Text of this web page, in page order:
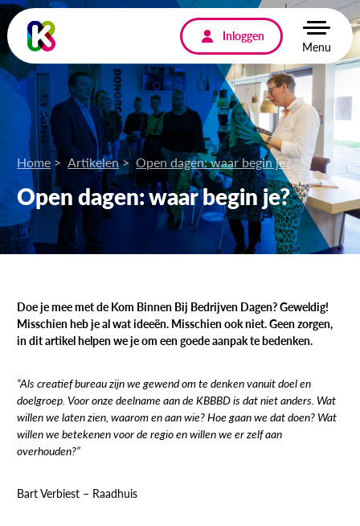
Inloggen
Menu
Home Artikelen Open dagen: waar begin je?
Open dagen: waar begin je?
Doe je mee met de Kom Binnen Bij Bedrijven Dagen? Geweldig!
Misschien heb je al wat ideeën. Misschien ook niet. Geen zorgen,
in dit artikel helpen we je om een goede aanpak te bedenken.
“Als creatief bureau zijn we gewend om te denken vanuit doel en
doelgroep. Voor onze deelname aan de KBBBD is dat niet anders. Wat
willen we laten zien, waarom en aan wie? Hoe gaan we dat doen? Wat
willen we betekenen voor de regio en willen we er zelf aan
overhouden?”
Bart Verbiest – Raadhuis